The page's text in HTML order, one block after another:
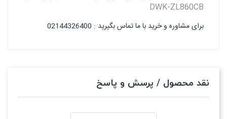
برای مشاوره و خرید با ما تماس بگیرید : 02144326400
نقد محصول / پرسش و پاسخ